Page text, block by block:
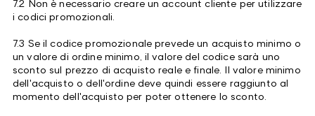
7.2 Non è necessario creare un account cliente per utilizzare
i codici promozionali.
7.3 Se il codice promozionale prevede un acquisto minimo o
un valore di ordine minimo, il valore del codice sarà uno
sconto sul prezzo di acquisto reale e finale. Il valore minimo
dell'acquisto o dell'ordine deve quindi essere raggiunto al
momento dell'acquisto per poter ottenere lo sconto.